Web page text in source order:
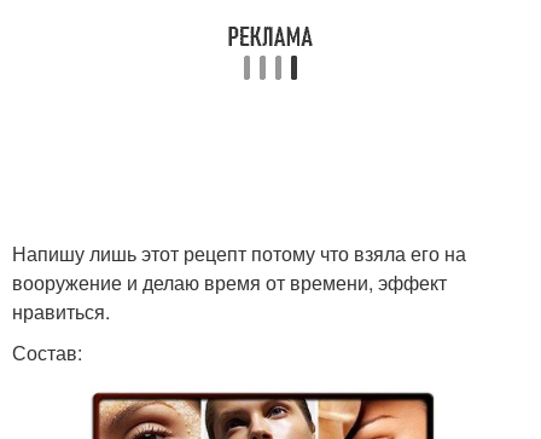
Напишу лишь этот рецепт потому что взяла его на
вооружение и делаю время от времени, эффект
нравиться.
Состав: